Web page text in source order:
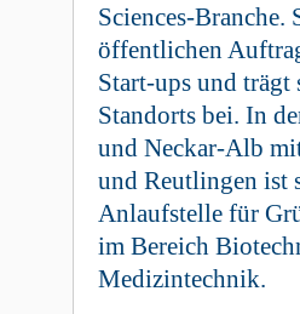
Sciences-Branche.
öffentlichen
Start-ups und trägt
Standorts bei. In
und Neckar-Alb
und Reutlingen ist
Anlaufstelle für
im Bereich
Medizintechnik.